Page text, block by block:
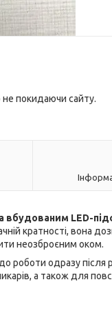
не покидаючи сайту.
LED-
кратності, вона
неозброєним оком.
роботи одразу після
а також для